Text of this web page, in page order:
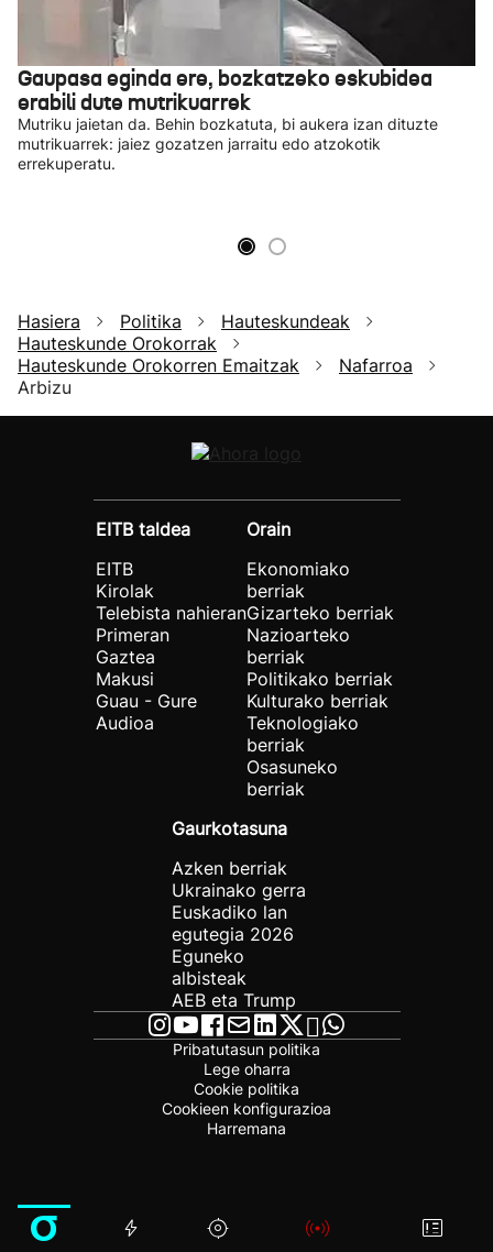
Gaupasa eginda ere, bozkatzeko eskubidea
erabili dute mutrikuarrek
Mutriku jaietan da. Behin bozkatuta, bi aukera izan dituzte
mutrikuarrek: jaiez gozatzen jarraitu edo atzokotik
errekuperatu.
Hasiera Politika
Hauteskundeak
Hauteskunde Orokorrak
Hauteskunde Orokorren Emaitzak
Nafarroa
Arbizu
EITB taldea
EITB
Kirolak
Telebista nahieran
Primeran
Gaztea
Makusi
Guau - Gure
Audioa
Orain
Ekonomiako
berriak
Gizarteko berriak
Nazioarteko
berriak
Politikako berriak
Kulturako berriak
Teknologiako
berriak
Osasuneko
berriak
Gaurkotasuna
Azken berriak
Ukrainako gerra
Euskadiko lan
egutegia 2026
Eguneko
albisteak
AEB eta Trump
Pribatutasun politika
Lege oharra
Cookie politika
Cookieen konfigurazioa
Harremana